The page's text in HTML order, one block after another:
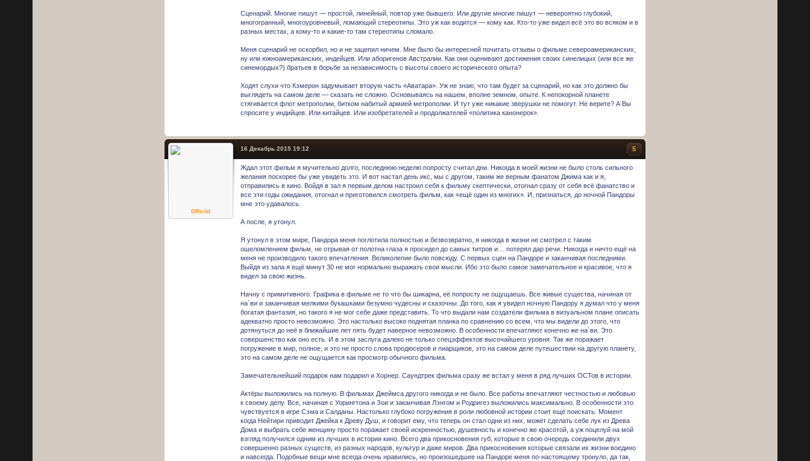
Сценарий. Многие пишут — простой, линейный, повтор уже бывшего. Или другие многие пишут — невероятно глубокий,
многогранный, многоуровневый, ломающий стереотипы. Это уж как водится — кому как. Кто-то уже видел всё это во всяком и в
разных местах, а кому-то и какие-то там стереотипы сломало.
Меня сценарий не оскорбил, но и не зацепил ничем. Мне было бы интересней почитать отзывы о фильме североамериканских,
ну или южноамериканских, индейцев. Или аборигенов Австралии. Как они оценивают достижения своих синелицых (или все же
синемордых?) братьев в борьбе за независимость с высоты своего исторического опыта?
Ходят слухи что Кэмерон задумывает вторую часть «Аватара». Уж не знаю, что там будет за сценарий, но как это должно бы
выглядеть на самом деле — сказать не сложно. Основываясь на нашем, вполне земном, опыте. К непокорной планете
стягивается флот метрополии, битком набитый армией метрополии. И тут уже никакие зверушки не помогут. Не верите? А Вы
спросите у индийцев. Или китайцев. Или изобретателей и продолжателей «политика канонерок».
16 Декабрь 2015 19:12 5
DRedd
Ждал этот фильм я мучительно долго, последнюю неделю попросту считал дни. Никогда в моей жизни не было столь сильного
желания поскорее бы уже увидеть это. И вот настал день икс, мы с другом, таким же верным фанатом Джима как и я,
отправились в кино. Войдя в зал я первым делом настроил себя к фильму скептически, отогнал сразу от себя всё фанатство и
все эти годы ожидания, отогнал и приготовился смотреть фильм, как «ещё один из многих». И, признаться, до ночной Пандоры
мне это удавалось.
А после, я утонул.
Я утонул в этом мире, Пандора меня поглотила полностью и безвозвратно, я никогда в жизни не смотрел с таким
ошеломлением фильм, не отрывая от полотна глаза я просидел до самых титров и… потерял дар речи. Никогда и ничто ещё на
меня не производило такого впечатления. Великолепие было повсюду. С первых сцен на Пандоре и заканчивая последними.
Выйдя из зала я ещё минут 30 не мог нормально выражать свои мысли. Ибо это было самое замечательное и красивое, что я
видел за свою жизнь.
Начну с примитивного. Графика в фильме не то что бы шикарна, её попросту не ощущаешь. Все живые существа, начиная от
на`ви и заканчивая мелкими букашками безумно чудесны и сказочны. До того, как я увидел ночную Пандору я думал что у меня
богатая фантазия, но такого я не мог себе даже представить. То что выдали нам создатели фильма в визуальном плане описать
адекватно просто невозможно. Это настолько высоко поднятая планка по сравнению со всем, что мы видели до этого, что
дотянуться до неё в ближайшие лет пять будет наверное невозможно. В особенности впечатляют конечно же на`ви. Это
совершенство как оно есть. И в этом заслуга далеко не только спецэффектов высочайшего уровня. Так же поражает
погружение в мир, полное, и это не просто слова продюсеров и пиарщиков, это на самом деле путешествии на другую планету,
это на самом деле не ощущается как просмотр обычного фильма.
Замечательнейший подарок нам подарил и Хорнер. Саундтрек фильма сразу же встал у меня в ряд лучших ОСТов в истории.
Актёры выложились на полную. В фильмах Джеймса другого никогда и не было. Все работы впечатляют честностью и любовью
к своему делу. Все, начиная с Уорингтона и Зои и заканчивая Лэнгом и Родригез выложились максимально. В особенности это
чувствуется в игре Сэма и Салданы. Настолько глубоко погружения в роли любовной истории стоит ещё поискать. Момент
когда Нейтири приводит Джейка к Древу Душ, и говорит ему, что теперь он стал одни из них, может сделать себе лук из Древа
Дома и выбрать себе женщину просто поражает своей искренностью, душевность и конечно же красотой, а уж поцелуй на мой
взгляд получился одним из лучших в истории кино. Всего два прикосновения губ, которые в свою очередь соединили двух
совершенно разных существ, из разных народов, культур и даже миров. Два прикосновения которые связали их жизни воедино
и навсегда. Подобные вещи мне всегда очень нравились, но произошедшее на Пандоре меня по-настоящему тронуло, да так,